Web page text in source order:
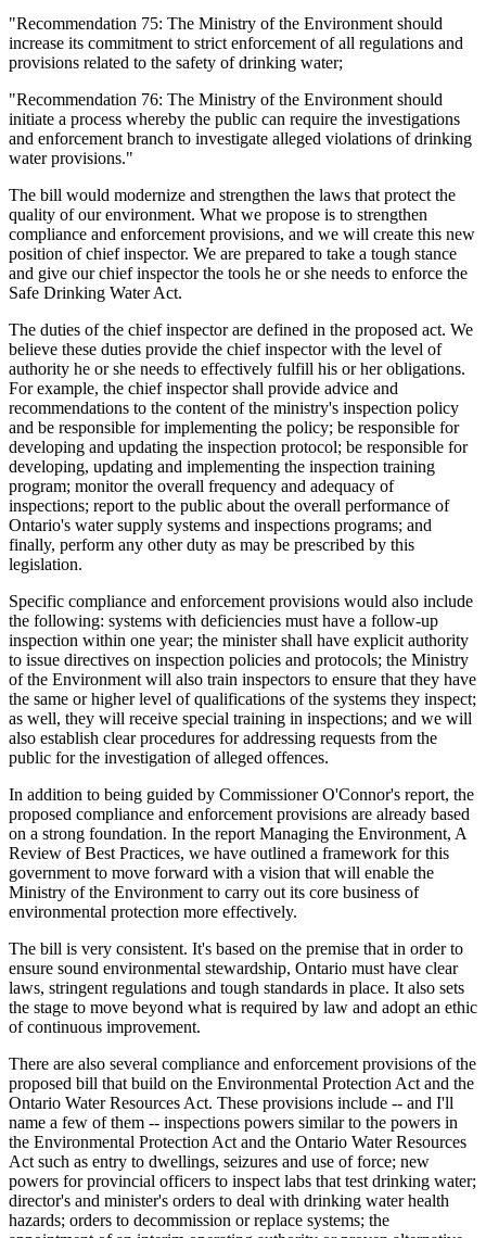
"Recommendation 75: The Ministry of the Environment should
increase its commitment to strict enforcement of all regulations and
provisions related to the safety of drinking water;
"Recommendation 76: The Ministry of the Environment should
initiate a process whereby the public can require the investigations
and enforcement branch to investigate alleged violations of drinking
water provisions."
The bill would modernize and strengthen the laws that protect the
quality of our environment. What we propose is to strengthen
compliance and enforcement provisions, and we will create this new
position of chief inspector. We are prepared to take a tough stance
and give our chief inspector the tools he or she needs to enforce the
Safe Drinking Water Act.
The duties of the chief inspector are defined in the proposed act. We
believe these duties provide the chief inspector with the level of
authority he or she needs to effectively fulfill his or her obligations.
For example, the chief inspector shall provide advice and
recommendations to the content of the ministry's inspection policy
and be responsible for implementing the policy; be responsible for
developing and updating the inspection protocol; be responsible for
developing, updating and implementing the inspection training
program; monitor the overall frequency and adequacy of
inspections; report to the public about the overall performance of
Ontario's water supply systems and inspections programs; and
finally, perform any other duty as may be prescribed by this
legislation.
Specific compliance and enforcement provisions would also include
the following: systems with deficiencies must have a follow-up
inspection within one year; the minister shall have explicit authority
to issue directives on inspection policies and protocols; the Ministry
of the Environment will also train inspectors to ensure that they have
the same or higher level of qualifications of the systems they inspect;
as well, they will receive special training in inspections; and we will
also establish clear procedures for addressing requests from the
public for the investigation of alleged offences.
In addition to being guided by Commissioner O'Connor's report, the
proposed compliance and enforcement provisions are already based
on a strong foundation. In the report Managing the Environment, A
Review of Best Practices, we have outlined a framework for this
government to move forward with a vision that will enable the
Ministry of the Environment to carry out its core business of
environmental protection more effectively.
The bill is very consistent. It's based on the premise that in order to
ensure sound environmental stewardship, Ontario must have clear
laws, stringent regulations and tough standards in place. It also sets
the stage to move beyond what is required by law and adopt an ethic
of continuous improvement.
There are also several compliance and enforcement provisions of the
proposed bill that build on the Environmental Protection Act and the
Ontario Water Resources Act. These provisions include -- and I'll
name a few of them -- inspections powers similar to the powers in
the Environmental Protection Act and the Ontario Water Resources
Act such as entry to dwellings, seizures and use of force; new
powers for provincial officers to inspect labs that test drinking water;
director's and minister's orders to deal with drinking water health
hazards; orders to decommission or replace systems; the